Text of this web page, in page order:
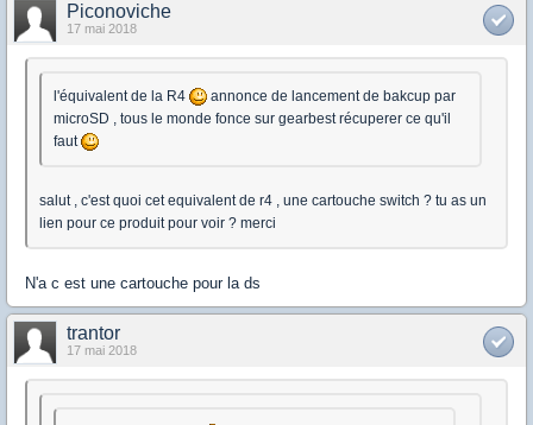
Piconoviche
17 mai 2018
l'équivalent de la R4
annonce de lancement de bakcup par
microSD , tous le monde fonce sur gearbest récuperer ce qu'il
faut
salut , c'est quoi cet equivalent de r4 , une cartouche switch ? tu as un
lien pour ce produit pour voir ? merci
N'a c est une cartouche pour la ds
trantor
17 mai 2018